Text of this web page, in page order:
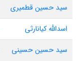
سید حسین قطمیری
اسدالله کیانارثی
سید حسین حسینی